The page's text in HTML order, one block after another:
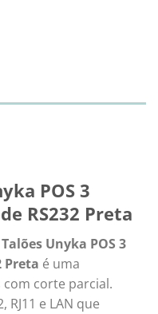
POS 3
RS232 Preta
Unyka POS 3
Preta é uma
corte parcial.
RJ11 e LAN que